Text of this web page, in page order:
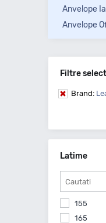
Anvelope
Anvelope
Filtre
Brand:
Latime
155
165